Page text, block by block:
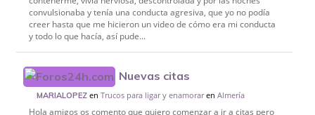
convulsionaba y tenía una conducta agresiva, que yo no podía
creer hasta que me hicieron un video de cómo era mi conducta
y todo lo que hacía, así pude...
Nuevas citas
MARIALOPEZ enTrucos para ligar y enamorarenAlmería
Hola amigos os comento que quiero comenzar a ir a citas pero